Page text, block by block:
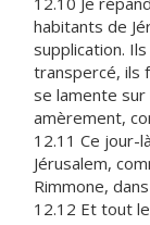
habitants de
supplication.
transpercé, ils
se lamente sur
amèrement,
12.11 Ce jour-
Jérusalem,
Rimmone,
12.12 Et tout